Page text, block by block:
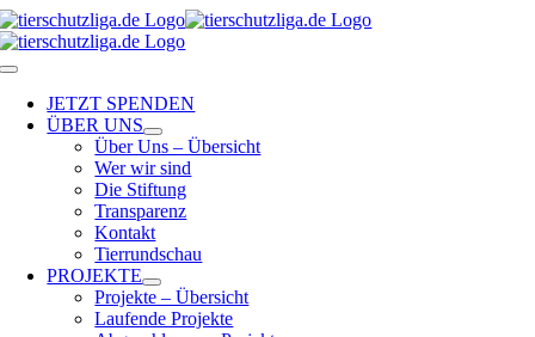
Skip
to
content
Toggle
NavigationJETZT SPENDEN
ÜBER UNS
Über Uns – Übersicht
Wer wir sind
Die Stiftung
Transparenz
Kontakt
Tierrundschau
PROJEKTE
Projekte – Übersicht
Laufende Projekte